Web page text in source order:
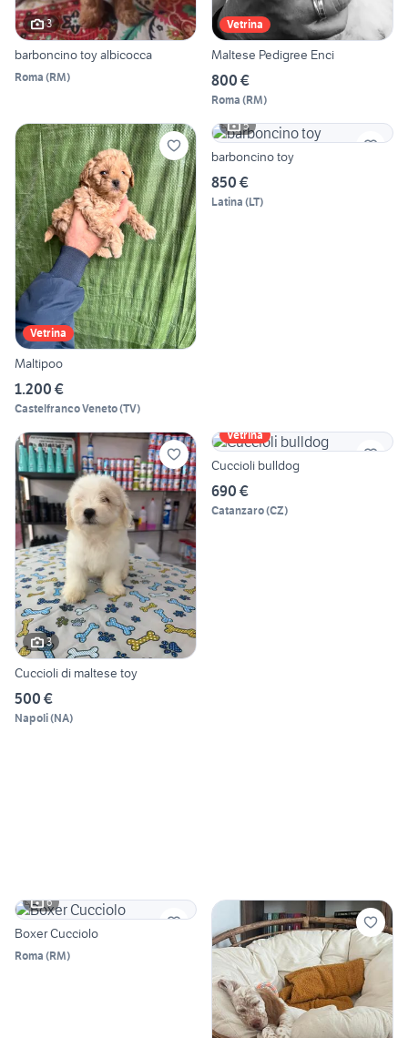
3
barboncino toy albicocca
Roma (RM)
Vetrina
Maltese Pedigree Enci
800 €
Roma (RM)
Vetrina
Maltipoo
1.200 €
Castelfranco Veneto(TV)
5
barboncino toy
850 €
Latina (LT)
3
Cuccioli di maltese toy
500 €
Napoli(NA)
Vetrina
Cuccioli bulldog
690 €
Catanzaro(CZ)
6
Boxer Cucciolo
Roma (RM)